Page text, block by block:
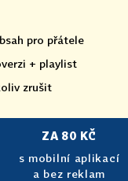
pro přátele
+ playlist
zrušit
ZA 80 KČ
s mobilní aplikací
a bez reklam